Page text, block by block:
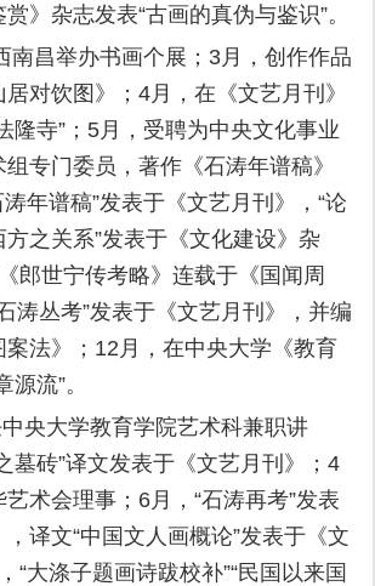
》杂志发表“古画的真伪与鉴识”。
南昌举办书画个展；3月，创作作品
居对饮图》；4月，在《文艺月刊》
隆寺”；5月，受聘为中央文化事业
专门委员，著作《石涛年谱稿》
年谱稿”发表于《文艺月刊》，“论
之关系”发表于《文化建设》杂
郎世宁传考略》连载于《国闻周
涛丛考”发表于《文艺月刊》，并编
法》；12月，在中央大学《教育
流”。
央大学教育学院艺术科兼职讲
墓砖”译文发表于《文艺月刊》；4
术会理事；6月，“石涛再考”发表
译文“中国文人画概论”发表于《文
“大涤子题画诗跋校补”“民国以来国